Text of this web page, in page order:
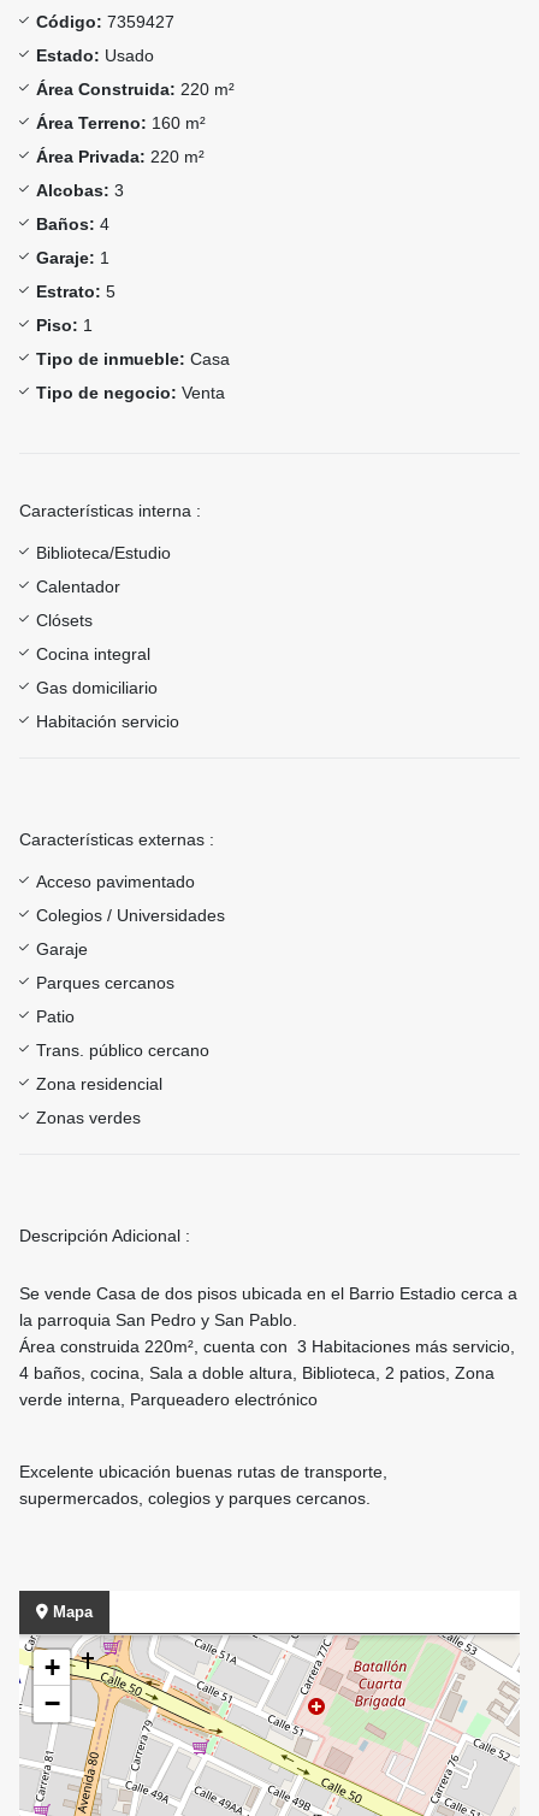
Código: 7359427
Estado: Usado
Área Construida: 220 m²
Área Terreno: 160 m²
Área Privada: 220 m²
Alcobas: 3
Baños: 4
Garaje: 1
Estrato: 5
Piso: 1
Tipo de inmueble: Casa
Tipo de negocio: Venta
Características interna :
Biblioteca/Estudio
Calentador
Clósets
Cocina integral
Gas domiciliario
Habitación servicio
Características externas :
Acceso pavimentado
Colegios / Universidades
Garaje
Parques cercanos
Patio
Trans. público cercano
Zona residencial
Zonas verdes
Descripción Adicional :
Se vende Casa de dos pisos ubicada en el Barrio Estadio cerca a
la parroquia San Pedro y San Pablo.
Área construida 220m², cuenta con 3 Habitaciones más servicio,
4 baños, cocina, Sala a doble altura, Biblioteca, 2 patios, Zona
verde interna, Parqueadero electrónico
Excelente ubicación buenas rutas de transporte,
supermercados, colegios y parques cercanos.
Mapa
+
−